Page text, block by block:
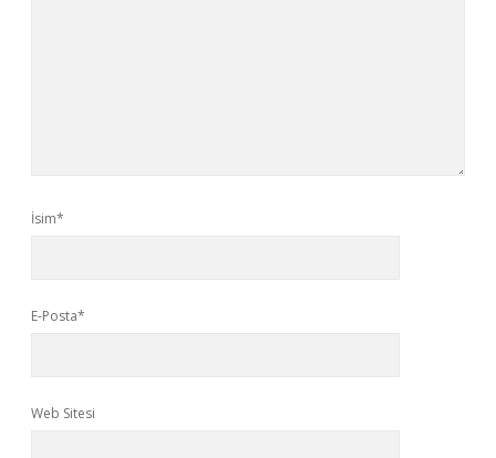
İsim*
E-Posta*
Web Sitesi